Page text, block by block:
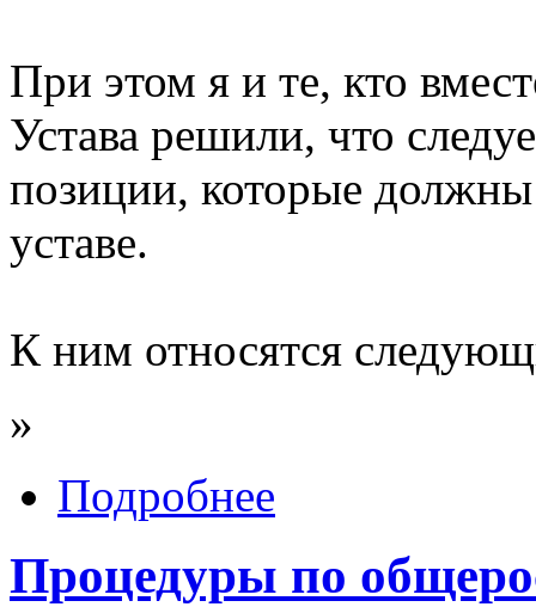
При этом я и те, кто
Устава решили, что
позиции, которые
уставе.
К ним относятся
»
Подробнее
Процедуры по